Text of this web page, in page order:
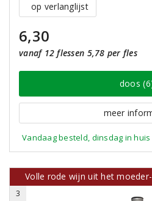
op verlanglijst
6,30
vanaf 12 flessen 5,78 per fles
doos
meer
Vandaag besteld, dinsdag in huis
Volle rode wijn uit het
3